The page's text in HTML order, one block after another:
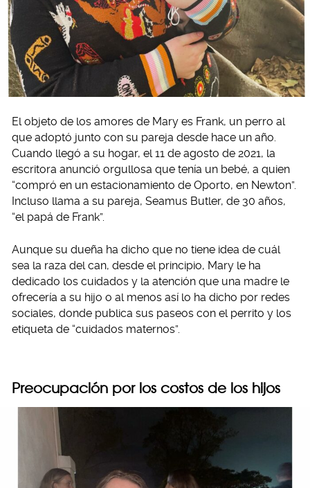
El objeto de los amores de Mary es Frank, un perro al
que adoptó junto con su pareja desde hace un año.
Cuando llegó a su hogar, el 11 de agosto de 2021, la
escritora anunció orgullosa que tenía un bebé, a quien
“compró en un estacionamiento de Oporto, en Newton”.
Incluso llama a su pareja, Seamus Butler, de 30 años,
“el papá de Frank”.
Aunque su dueña ha dicho que no tiene idea de cuál
sea la raza del can, desde el principio, Mary le ha
dedicado los cuidados y la atención que una madre le
ofrecería a su hijo o al menos así lo ha dicho por redes
sociales, donde publica sus paseos con el perrito y los
etiqueta de “cuidados maternos”.
Preocupación por los costos de los hijos